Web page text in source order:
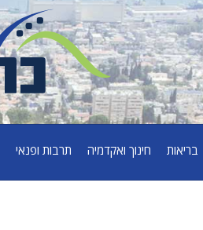
בריאות חינוך ואקדמיה תרבות ופנאי